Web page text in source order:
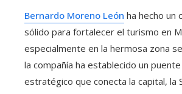
Bernardo Moreno León ha hecho un
sólido para fortalecer el turismo en
especialmente en la hermosa zona
la compañía ha establecido un
estratégico que conecta la capital, la